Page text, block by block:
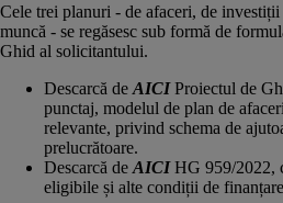
Cele trei planuri - de afaceri, de
muncă - se regăsesc sub formă de
Ghid al solicitantului.
Descarcă de AICIProiectul de
punctaj, modelul de plan de
relevante, privind schema de
prelucrătoare.
Descarcă de AICIHG 959/2022,
eligibile și alte condiții de